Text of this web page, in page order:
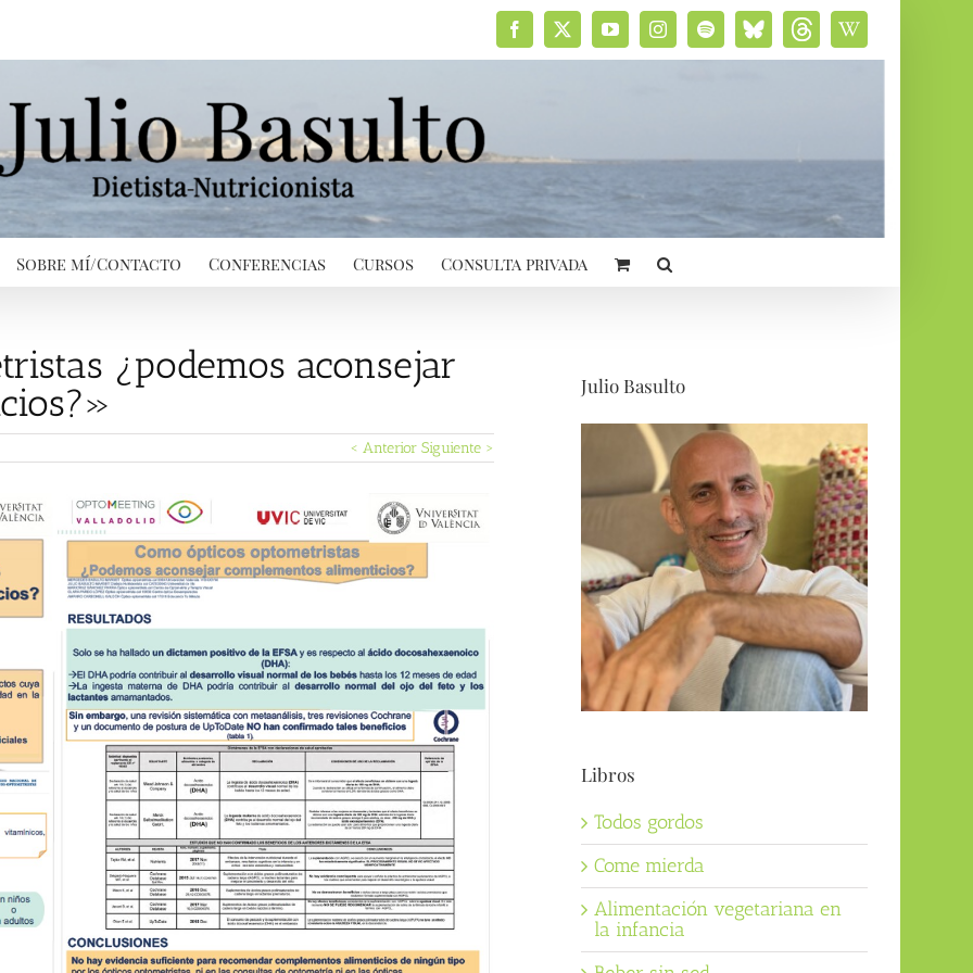
Facebook
X YouTubeInstagramSpotifyBluesky
social
ThreadsWikipedia
Sobre mí/Contacto Conferencias Cursos Consulta privada
¿podemos aconsejar
< Anterior Siguiente >
Julio Basulto
Libros
Todos gordos
Come mierda
Alimentación vegetariana en
la infancia